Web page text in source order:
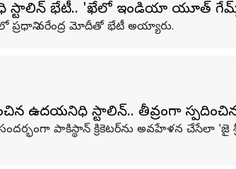
స్టాలిన్ భేటీ.. 'ఖేలో ఇండియా యూత్
ప్రధాని నరేంద్ర మోదీతో భేటీ అయ్యారు.
ఉదయనిధి స్టాలిన్.. తీవ్రంగా
పాకిస్థాన్‌ క్రికెటర్‌ను అవహేళన చేసేలా 'జై